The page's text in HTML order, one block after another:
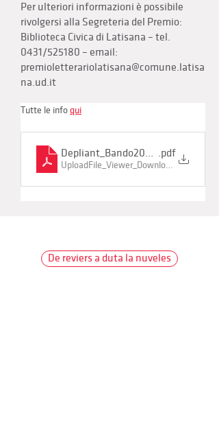
Per ulteriori informazioni è possibile
rivolgersi alla Segreteria del Premio:
Biblioteca Civica di Latisana – tel.
0431/525180 – email:
premioletterariolatisana@comune.latisa
na.ud.it
Tutte le info qui
Depliant_Bando2026_613GO4p
.pdf
UploadFile_Viewer_Download • 268KB
De reviers a duta la nuveles